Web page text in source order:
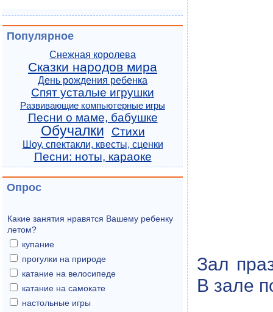
Зал
В зале
Популярное
Снежная королева
Сказки народов мира
День рождения ребенка
Спят усталые игрушки
Развивающие компьютерные игры
Песни о маме, бабушке
Обучалки Стихи
Шоу, спектакли, квесты, сценки
Песни: ноты, караоке
Опрос
Какие занятия нравятся Вашему ребенку
летом?
купание
прогулки на природе
катание на велосипеде
катание на самокате
настольные игры